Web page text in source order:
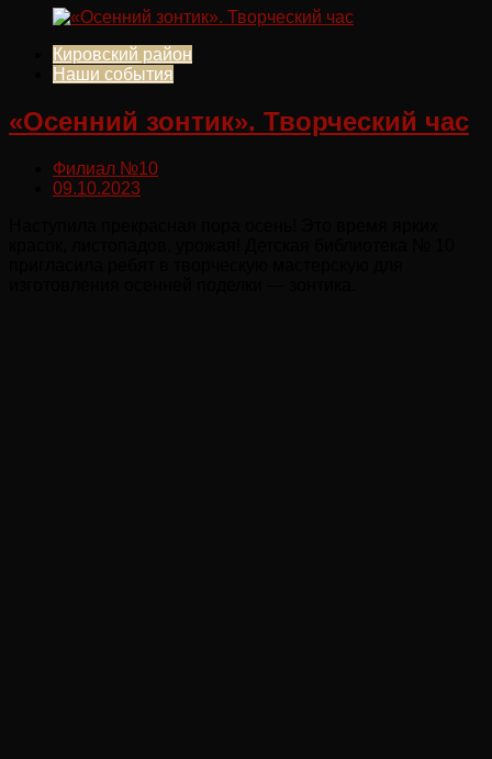
Кировский район
Наши события
«Осенний зонтик». Творческий час
Филиал №10
09.10.2023